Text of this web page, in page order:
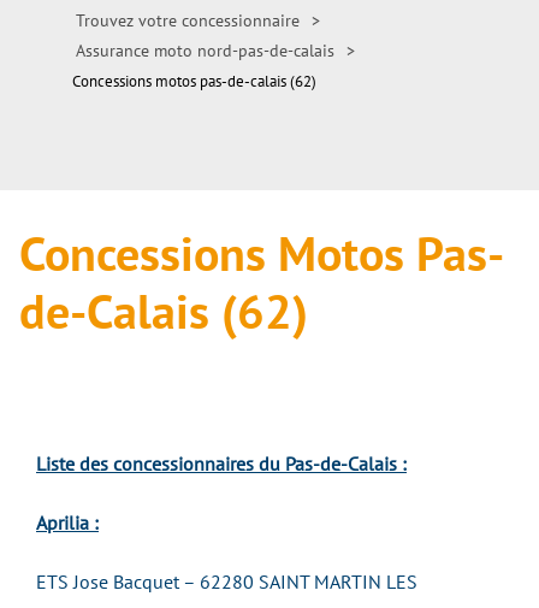
Trouvez votre concessionnaire >
Assurance moto nord-pas-de-calais >
Concessions motos pas-de-calais (62)
Concessions Motos Pas-
de-Calais (62)
Liste des concessionnaires du Pas-de-Calais :
Aprilia :
ETS Jose Bacquet – 62280 SAINT MARTIN LES